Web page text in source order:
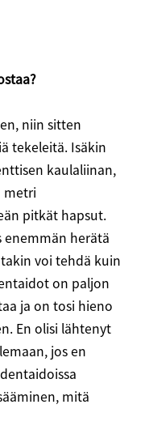
niin sitten
tekeleitä. Isäkin
kaulaliinan,
metri
pitkät hapsut.
enemmän herätä
voi tehdä kuin
on paljon
ja on tosi hieno
En olisi lähtenyt
jos en
mitä